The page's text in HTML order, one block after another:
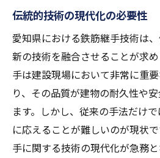
伝統的技術の現代化の必要性
愛知県における鉄筋継手技術は
新の技術を融合させることが求
手は建設現場において非常に重
り、その品質が建物の耐久性や
ます。しかし、従来の手法だけ
に応えることが難しいのが現状
手に関する技術の現代化が急務